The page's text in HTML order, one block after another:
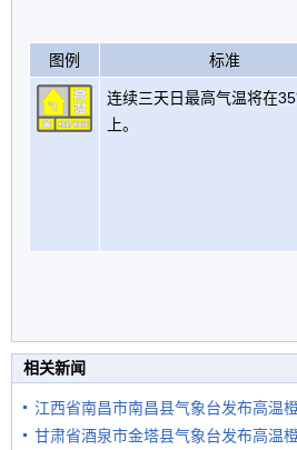
图例 标准
连续三天日最高气温将在
上。
相关新闻
江西省南昌市南昌县气象台发布高温
甘肃省酒泉市金塔县气象台发布高温